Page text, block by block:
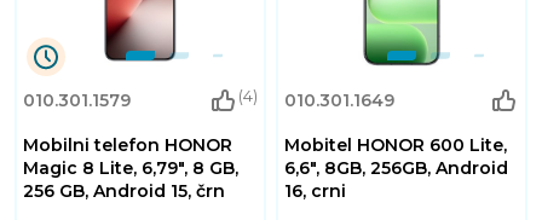
010.301.1579 (4)
Mobilni telefon HONOR
Magic 8 Lite, 6,79", 8 GB,
256 GB, Android 15, črn
Dnevi
Ure
9
Minute
39
010.301.1649
Mobitel HONOR 600 Lite,
6,6", 8GB, 256GB, Android
16, crni